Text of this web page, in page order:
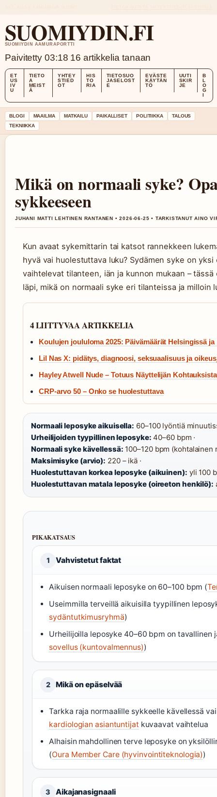
SUOMIYDIN.FI
SUOMIYDIN AAMURAPORTTI
Paivitetty 03:18 16 artikkelia tanaan
ET
US
IV
U
TIETO
A
MEIST
Ä
YHTEY
STIED
OT
HIS
TO
RIA
TIETOSUO
JASELOST
E
EVÄSTE
KÄYTÄN
TÖ
UUTI
SKIR
JE
B
L
O
G
I
BLOGI MAAILMA MATKAILU PAIKALLISET POLITIIKKA
TALOUS
TEKNIIKKA
Mikä on normaali syke?
sykkeeseen
JUHANI MATTI LEHTINEN RANTANEN • 2026-06-25 • TARKISTANUT AINO
Kun avaat sykemittarin tai katsot rannekkeen
hyvä vai huolestuttava luku? Sydämen syke on
vaihtelevat tilanteen, iän ja kunnon mukaan –
läpi, mikä on normaali syke eri tilanteissa ja milloin
4 LIITTYVAA ARTIKKELIA
Koulujen joululoma 2025: Päivämäärät Helsingissä ja
Lil Nas X: pidätys, diagnoosi, seksuaalisuus ja
Hayley Atwell Nude – Totuus Näyttelijän Kohtauksista
CRP-arvo 50 – Onko se huolestuttava
Normaali leposyke aikuisella: 60–100 lyöntiä
Urheilijoiden tyypillinen leposyke: 40–60 bpm ·
Normaali syke kävellessä: 100–120 bpm (kohtalainen
Maksimisyke (arvio): 220 – ikä ·
Huolestuttavan korkea leposyke (aikuinen): yli 100
Huolestuttavan matala leposyke (oireeton henkilö):
PIKAKATSAUS
1 Vahvistetut faktat
Aikuisen normaali leposyke on 60–100 bpm (
Useimmilla terveillä aikuisilla tyypillinen
sydäntutkimusryhmä)
Urheilijoilla leposyke 40–60 bpm on
sovellus (kuntovalmennus))
2 Mikä on epäselvää
Tarkka raja normaalille sykkeelle kävellessä
kardiologian asiantuntijat kuvaavat vaihtelua
Alhaisin mahdollinen terve leposyke on
(Oura Member Care (hyvinvointiteknologia))
3 Aikajanasignaali